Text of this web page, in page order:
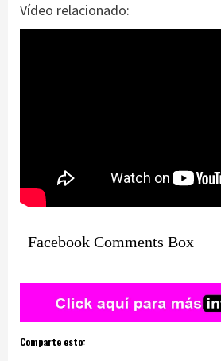
Vídeo relacionado:
Facebook Comments Box
Comparte esto: